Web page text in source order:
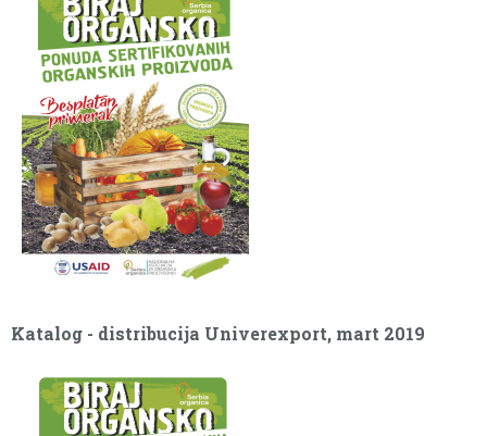
Katalog - distribucija februar 2019